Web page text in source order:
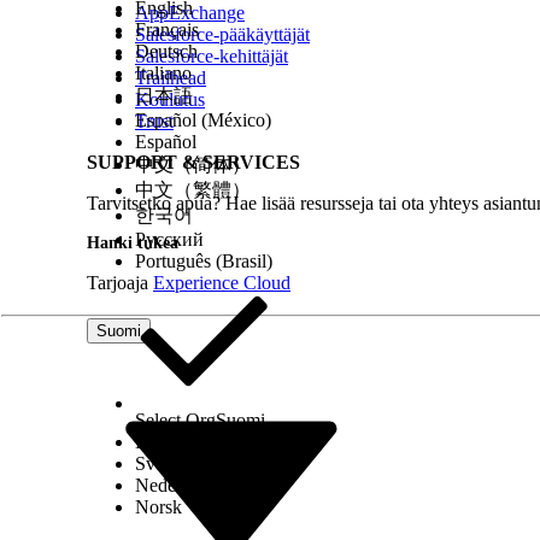
Tietoturvariski, jos ei määritetty
Käyttäjien käytöstä poistetut yksityisyys- ja
vastaanottajille, mikä lisää hyökkääjien
Uhkien skenaariot
Merkittävä riski heikentää suojausta
peitetty luotettaviksi viesteiksi. Hyökkääjä voi
luodakseen kohdennettuja kalastelu-
Arvioitu CVSS-pistealue
Kriittinen (9.0–10.0).
Riskien vaikutuksissa huomioitavia asioita
Vaikutus on suurin, kun Salesforcea käytetään
jakelutyyppisistä käyttäjistä, ja kun käyttäjillä on
AppExchange
Salesforce-pääkäyttäjät
Salesforce-kehittäjät
Trailhead
Koulutus
Trust
SUPPORT & SERVICES
Tarvitsetko apua? Hae lisää resursseja tai ota yhteys
Hanki tukea
Tarjoaja Experience Cloud
Suomi
English
Français
Deutsch
Italiano
日本語
Español (México)
Español
中文（简体）
中文（繁體）
한국어
Русский
Português (Brasil)
Select OrgSuomi
Dansk
Svenska
Nederlands
Norsk